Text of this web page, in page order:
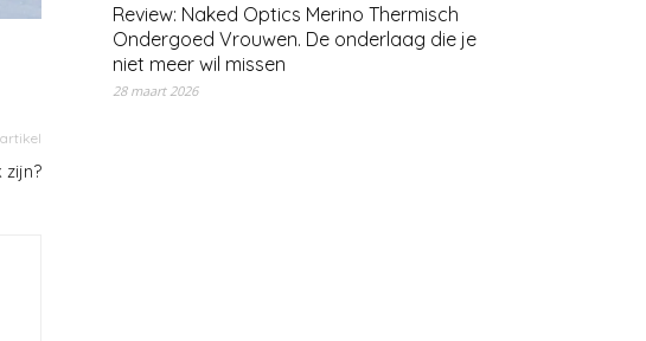
Review: Naked Optics Merino Thermisch
Ondergoed Vrouwen. De onderlaag die je
niet meer wil missen
28 maart 2026